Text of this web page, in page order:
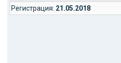
Регистрация: 21.05.2018